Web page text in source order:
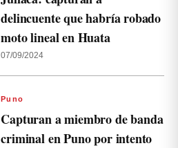
delincuente que habría robado
moto lineal en Huata
07/09/2024
Puno
Capturan a miembro de banda
criminal en Puno por intento